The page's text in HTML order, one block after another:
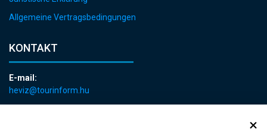
Allgemeine Vertragsbedingungen
KONTAKT
E-mail:
heviz@tourinform.hu